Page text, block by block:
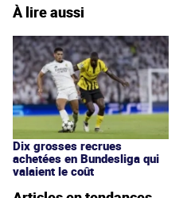
À lire aussi
Dix grosses recrues
achetées en Bundesliga qui
valaient le coût